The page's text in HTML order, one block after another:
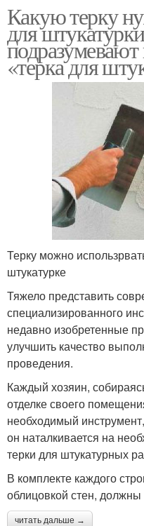
Какую терку
для
«терка для
Терку можно
штукатурке
Тяжело представить
специализированного
недавно изобретенные
улучшить качество
проведения.
Каждый хозяин,
отделке своего
необходимый
он наталкивается на
терки для штукатурных
В комплекте каждого
облицовкой стен,
читать дальше →